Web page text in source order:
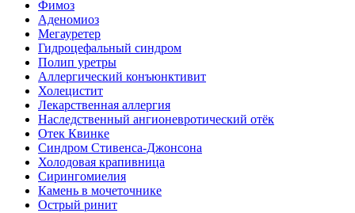
Фимоз
Аденомиоз
Мегауретер
Гидроцефальный синдром
Полип уретры
Аллергический конъюнктивит
Холецистит
Лекарственная аллергия
Наследственный ангионевротический отёк
Отек Квинке
Синдром Стивенса-Джонсона
Холодовая крапивница
Сирингомиелия
Камень в мочеточнике
Острый ринит